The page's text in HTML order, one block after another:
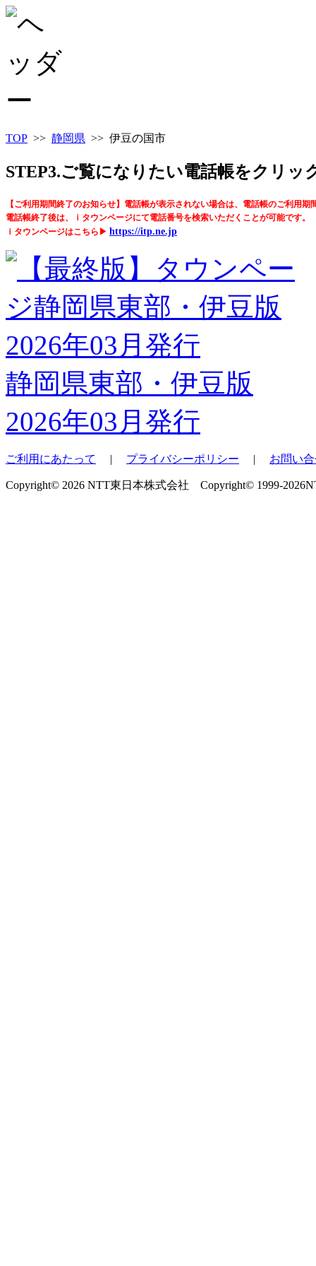
TOP >> 静岡県 >> 伊豆の国市
STEP3.ご覧になりたい電話帳をクリッ
【ご利用期間終了のお知らせ】電話帳が表示されない場合は、電話帳のご利用期
電話帳終了後は、ｉタウンページにて電話番号を検索いただくことが可能です。
ｉタウンページはこちら▶ https://itp.ne.jp
静岡県東部・伊豆版
2026年03月発行
ご利用にあたって | プライバシーポリシー | お問い
Copyright© 2026 NTT東日本株式会社 Copyright© 1999-